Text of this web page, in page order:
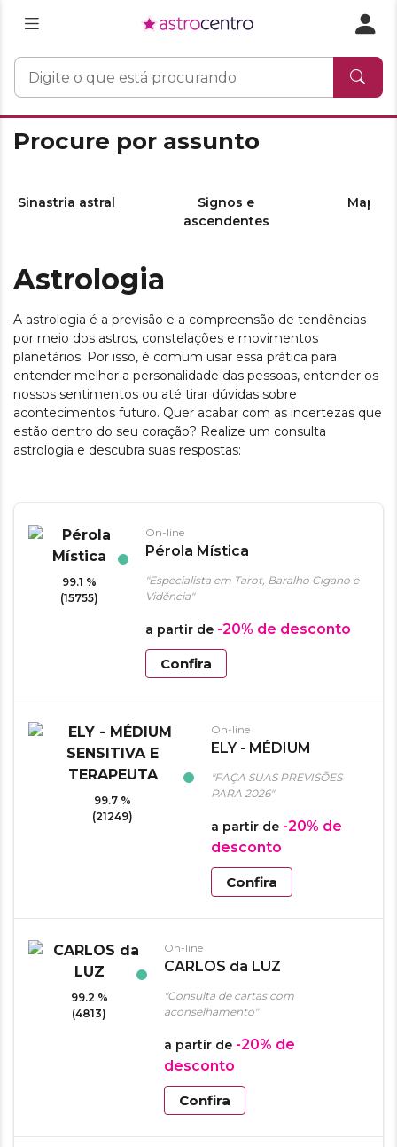
Procure por assunto
Sinastria astral
Signos e
ascendentes
Mapa
Astrologia
A astrologia é a previsão e a compreensão de tendências
por meio dos astros, constelações e movimentos
planetários. Por isso, é comum usar essa prática para
entender melhor a personalidade das pessoas, entender os
nossos sentimentos ou até tirar dúvidas sobre
acontecimentos futuro. Quer acabar com as incertezas que
estão dentro do seu coração? Realize um consulta
astrologia e descubra suas respostas:
99.1 %
(15755)
On-line
Pérola Mística
"Especialista em Tarot, Baralho Cigano e
Vidência"
a partir de -20% de desconto
Confira
99.7 %
(21249)
On-line
ELY - MÉDIUM
SENSITIVA E
TERAPEUTA
"FAÇA SUAS PREVISÕES
PARA 2026"
a partir de -20% de
desconto
Confira
99.2 %
(4813)
On-line
CARLOS da LUZ
"Consulta de cartas com
aconselhamento"
a partir de -20% de
desconto
Confira